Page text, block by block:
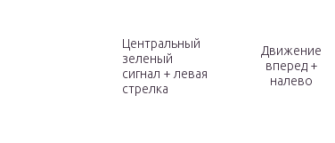
Центральный
зеленый
сигнал + левая
стрелка
Движение
вперед +
налево